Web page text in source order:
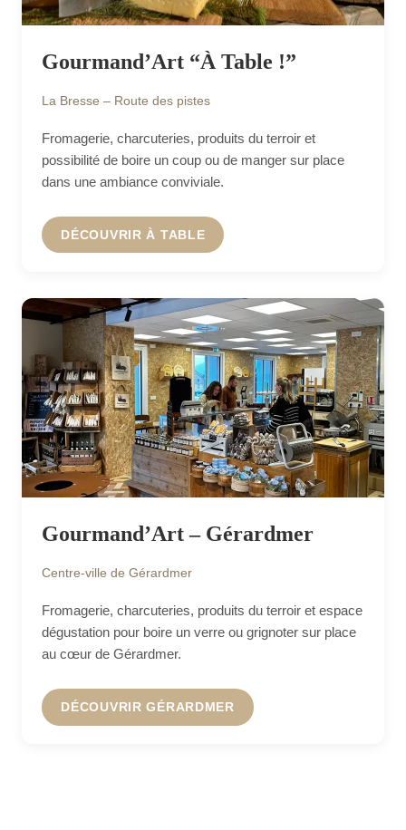
Gourmand’Art “À Table !”
La Bresse – Route des pistes
Fromagerie, charcuteries, produits du terroir et
possibilité de boire un coup ou de manger sur place
dans une ambiance conviviale.
DÉCOUVRIR À TABLE
Gourmand’Art – Gérardmer
Centre-ville de Gérardmer
Fromagerie, charcuteries, produits du terroir et espace
dégustation pour boire un verre ou grignoter sur place
au cœur de Gérardmer.
DÉCOUVRIR GÉRARDMER